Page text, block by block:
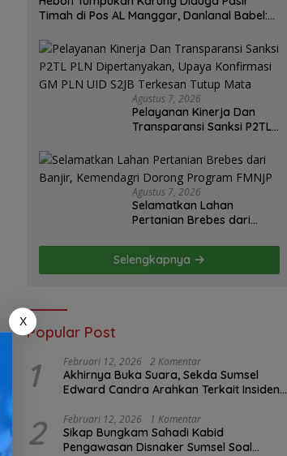
Timah di Pos AL Manggar, Danlanal Babel:
Agustus 7, 2026
Pelayanan Kinerja Dan
Transparansi Sanksi P2TL
Konfirmasi GM PLN UID
S2JB Terkesan Tutup Mata
Agustus 7, 2026
Selamatkan Lahan
Pertanian Brebes dari
Dorong Program FMNJP
Selengkapnya
Popular Post
1 Februari 12, 2026 2 Komentar
Akhirnya Buka Suara, Sekda Sumsel
Edward Candra Arahkan Terkait Insiden
2 Februari 12, 2026 1 Komentar
Sikap Bungkam Sahadi Kabid
Pengawasan Disnaker Sumsel Soal
X